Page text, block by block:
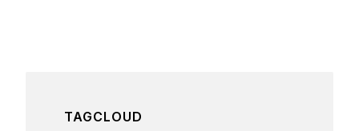
TAGCLOUD